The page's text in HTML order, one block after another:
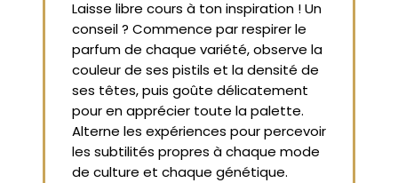
Laisse libre cours à ton inspiration ! Un
conseil ? Commence par respirer le
parfum de chaque variété, observe la
couleur de ses pistils et la densité de
ses têtes, puis goûte délicatement
pour en apprécier toute la palette.
Alterne les expériences pour percevoir
les subtilités propres à chaque mode
de culture et chaque génétique.